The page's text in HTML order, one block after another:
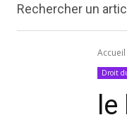
Rechercher un
Accueil
Droit